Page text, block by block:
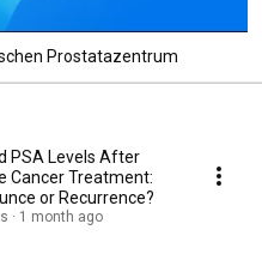
Prostatazentrum
PSA Levels After
Cancer Treatment:
or Recurrence?
1 month ago